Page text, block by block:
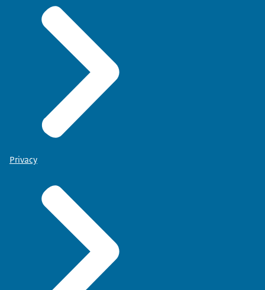
Privacy